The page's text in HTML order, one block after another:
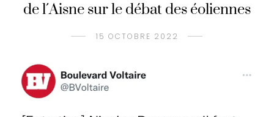
de l´Aisne sur le débat des éoliennes
15 OCTOBRE 2022